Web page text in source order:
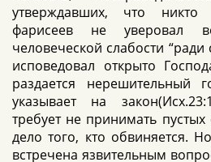
утверждавших, что
фарисеев не уверовал
человеческой слабости “ради
исповедовал открыто
раздается нерешительный
указывает на
требует не принимать пустых
дело того, кто обвиняется.
встречена язвительным